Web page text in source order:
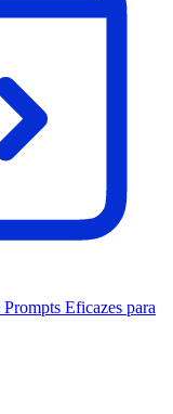
Eficazes para